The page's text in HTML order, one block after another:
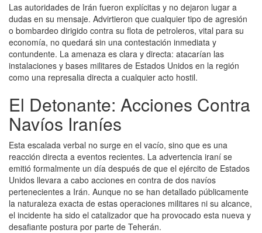
Las autoridades de Irán fueron explícitas y no dejaron lugar a
dudas en su mensaje. Advirtieron que cualquier tipo de agresión
o bombardeo dirigido contra su flota de petroleros, vital para su
economía, no quedará sin una contestación inmediata y
contundente. La amenaza es clara y directa: atacarían las
instalaciones y bases militares de Estados Unidos en la región
como una represalia directa a cualquier acto hostil.
El Detonante: Acciones Contra
Navíos Iraníes
Esta escalada verbal no surge en el vacío, sino que es una
reacción directa a eventos recientes. La advertencia iraní se
emitió formalmente un día después de que el ejército de Estados
Unidos llevara a cabo acciones en contra de dos navíos
pertenecientes a Irán. Aunque no se han detallado públicamente
la naturaleza exacta de estas operaciones militares ni su alcance,
el incidente ha sido el catalizador que ha provocado esta nueva y
desafiante postura por parte de Teherán.